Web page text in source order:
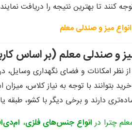
کنند تا بهترین نتیجه را دریافت
میز و صندلی معلم
و صندلی معلم (بر اساس
از نظر امکانات و فضای نگهداری
بتوانند با توجه به نیاز کلاس،
دارند و برخی دیگر با کشو، طبقه
چترا درانواع جنس‌های فلزی،